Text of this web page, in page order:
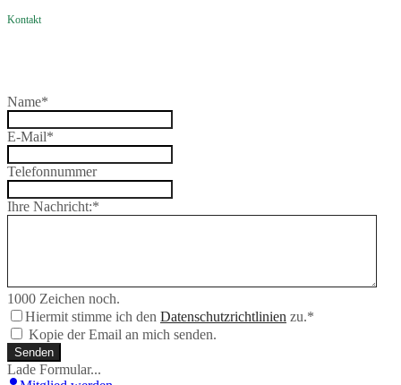
Kontakt
Name*
E-Mail*
Telefonnummer
Ihre Nachricht:*
1000 Zeichen noch.
Hiermit stimme ich den Datenschutzrichtlinien zu.*
Kopie der Email an mich senden.
Senden
Lade Formular...